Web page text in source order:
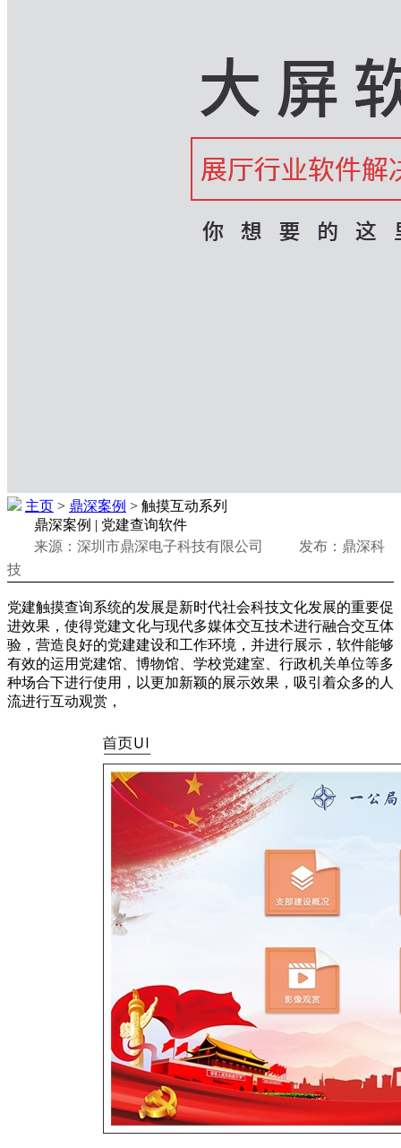
主页 > 鼎深案例 > 触摸互动系列
鼎深案例 | 党建查询软件
来源：深圳市鼎深电子科技有限公司 发布：鼎深科
技
党建触摸查询系统的发展是新时代社会科技文化发展的重要促
进效果，使得党建文化与现代多媒体交互技术进行融合交互体
验，营造良好的党建建设和工作环境，并进行展示，软件能够
有效的运用党建馆、博物馆、学校党建室、行政机关单位等多
种场合下进行使用，以更加新颖的展示效果，吸引着众多的人
流进行互动观赏，